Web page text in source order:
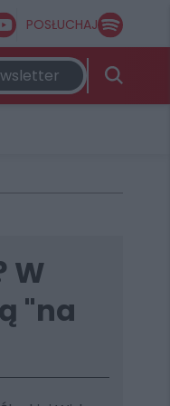
POSŁUCHAJ
W
"na